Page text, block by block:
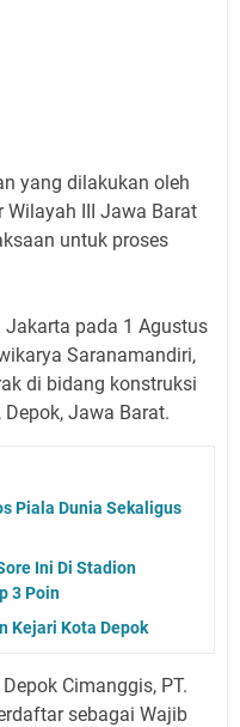
yang dilakukan oleh
Wilayah III Jawa Barat
untuk proses
Jakarta pada 1 Agustus
Saranamandiri,
di bidang konstruksi
Jawa Barat.
Piala Dunia Sekaligus
Ini Di Stadion
3 Poin
Kejari Kota Depok
Cimanggis, PT.
sebagai Wajib